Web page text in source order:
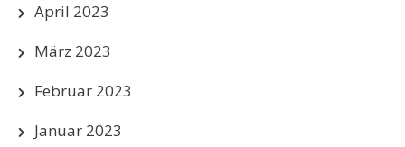
April 2023
März 2023
Februar 2023
Januar 2023